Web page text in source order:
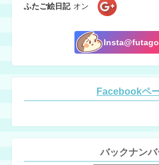
ふたご絵日記 オン
Facebookペ
バックナンバ